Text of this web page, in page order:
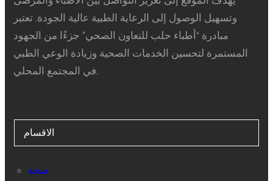
وتسهيل الوصول إلى الرعاية الطبية عالية الجودة. تعتبر
مبادرة “أطباء حلب للتعاون الصحي” جزءًا من الجهود
المستمرة لتحسين الخدمات الصحية وزيادة الوعي الطبي
في المجتمع المحلي.
الاقسام
صحة